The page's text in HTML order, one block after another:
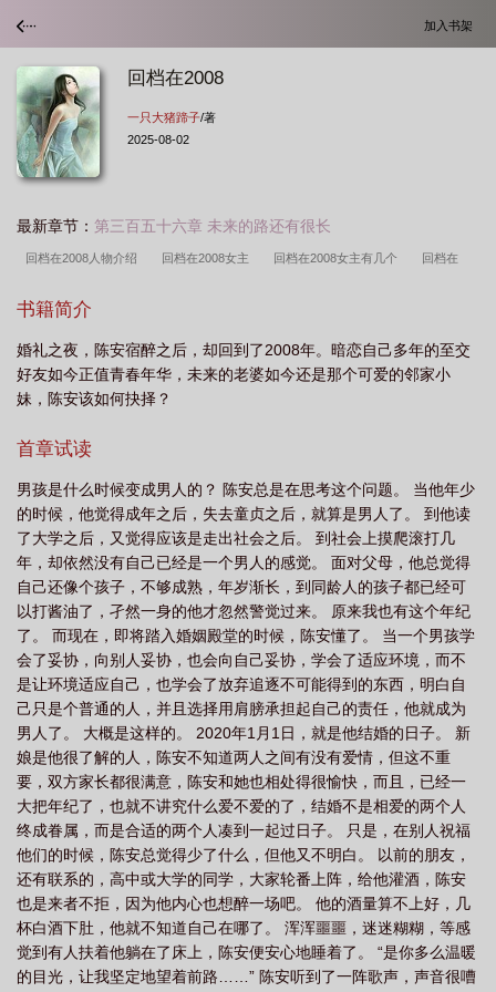
加入书架
回档在2008
一只大猪蹄子/著
2025-08-02
最新章节： 第三百五十六章 未来的路还有很长
回档在2008人物介绍 回档在2008女主 回档在2008女主有几个 回档在
在2000 无聊抖抖腿
删版 回档在2008笔趣阁 回档在2008字数 回档在2008v群版免费观看最新
一期 回档在2008v群版 回档在2008未删版txt 回档在2008TXT 回档在
主推倒顺序
减
书籍简介
婚礼之夜，陈安宿醉之后，却回到了2008年。暗恋自己多年的至交
好友如今正值青春年华，未来的老婆如今还是那个可爱的邻家小
妹，陈安该如何抉择？
首章试读
男孩是什么时候变成男人的？ 陈安总是在思考这个问题。 当他年少
的时候，他觉得成年之后，失去童贞之后，就算是男人了。 到他读
了大学之后，又觉得应该是走出社会之后。 到社会上摸爬滚打几
年，却依然没有自己已经是一个男人的感觉。 面对父母，他总觉得
自己还像个孩子，不够成熟，年岁渐长，到同龄人的孩子都已经可
以打酱油了，孑然一身的他才忽然警觉过来。 原来我也有这个年纪
了。 而现在，即将踏入婚姻殿堂的时候，陈安懂了。 当一个男孩学
会了妥协，向别人妥协，也会向自己妥协，学会了适应环境，而不
是让环境适应自己，也学会了放弃追逐不可能得到的东西，明白自
己只是个普通的人，并且选择用肩膀承担起自己的责任，他就成为
男人了。 大概是这样的。 2020年1月1日，就是他结婚的日子。 新
娘是他很了解的人，陈安不知道两人之间有没有爱情，但这不重
要，双方家长都很满意，陈安和她也相处得很愉快，而且，已经一
大把年纪了，也就不讲究什么爱不爱的了，结婚不是相爱的两个人
终成眷属，而是合适的两个人凑到一起过日子。 只是，在别人祝福
他们的时候，陈安总觉得少了什么，但他又不明白。 以前的朋友，
还有联系的，高中或大学的同学，大家轮番上阵，给他灌酒，陈安
也是来者不拒，因为他内心也想醉一场吧。 他的酒量算不上好，几
杯白酒下肚，他就不知道自己在哪了。 浑浑噩噩，迷迷糊糊，等感
觉到有人扶着他躺在了床上，陈安便安心地睡着了。 “是你多么温暖
的目光，让我坚定地望着前路……” 陈安听到了一阵歌声，声音很嘈